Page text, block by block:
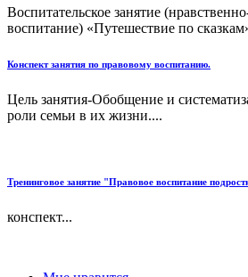
Воспитательское занятие
воспитание) «Путешествие по
Конспект занятия по правовому воспитанию.
Цель занятия-Обобщение и
роли семьи в их жизни....
Тренинговое занятие "Правовое воспитание
конспект...